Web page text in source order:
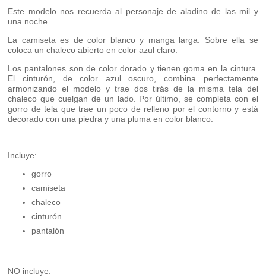
Este modelo nos recuerda al personaje de aladino de las mil y
una noche.
La camiseta es de color blanco y manga larga. Sobre ella se
coloca un chaleco abierto en color azul claro.
Los pantalones son de color dorado y tienen goma en la cintura.
El cinturón, de color azul oscuro, combina perfectamente
armonizando el modelo y trae dos tirás de la misma tela del
chaleco que cuelgan de un lado. Por último, se completa con el
gorro de tela que trae un poco de relleno por el contorno y está
decorado con una piedra y una pluma en color blanco.
Incluye:
gorro
camiseta
chaleco
cinturón
pantalón
NO incluye: